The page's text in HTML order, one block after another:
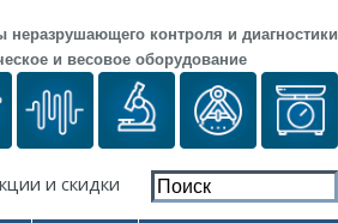
неразрушающего контроля и диагностики
и весовое оборудование
и скидки